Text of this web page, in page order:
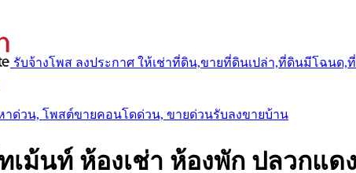
รับจ้างโพส ลงประกาศ ให้เช่าที่ดิน,ขายที่ดินเปล่า,ที่ดินมีโฉนด
ด่วน, โพสต์ขายคอนโดด่วน, ขายด่วนรับลงขายบ้าน
เม้นท์ ห้องเช่า ห้องพัก ปลวกแด